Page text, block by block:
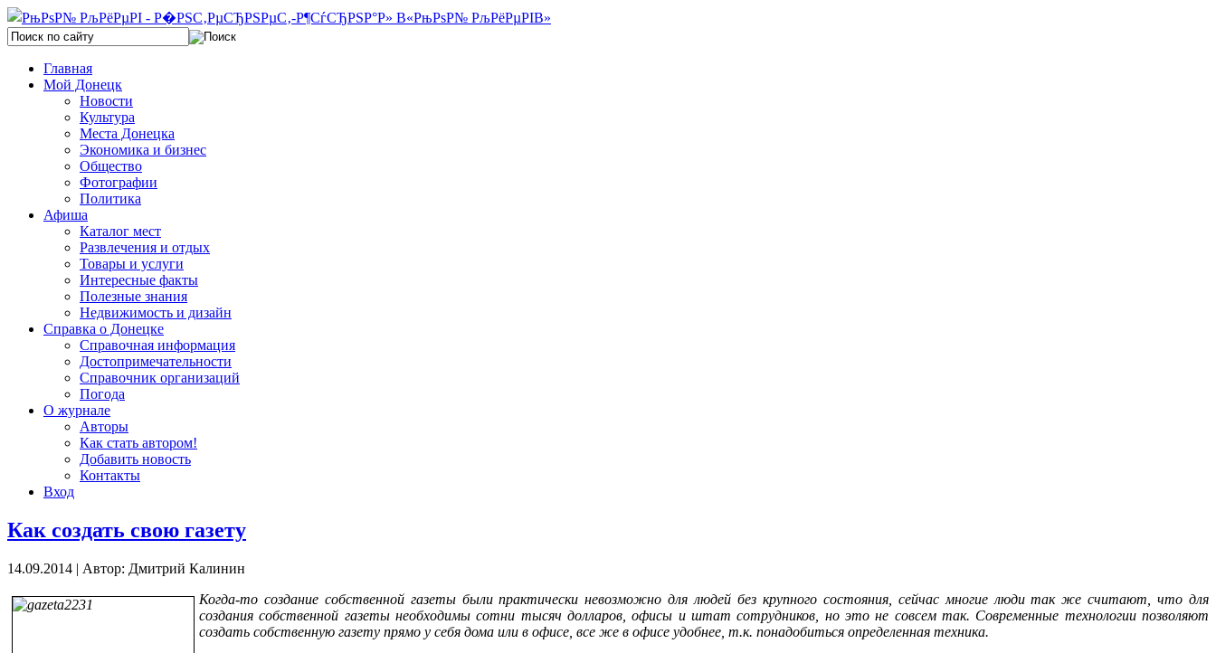
Главная
Мой Донецк
Новости
Культура
Места Донецка
Экономика и бизнес
Общество
Фотографии
Политика
Афиша
Каталог мест
Развлечения и отдых
Товары и услуги
Интересные факты
Полезные знания
Недвижимость и дизайн
Справка о Донецке
Справочная информация
Достопримечательности
Справочник организаций
Погода
О журнале
Авторы
Как стать автором!
Добавить новость
Контакты
Вход
Как создать свою газету
14.09.2014 | Автор: Дмитрий Калинин
Когда-то создание собственной газеты были практически невозможно для людей без крупного состояния, сейчас многие люди так же считают, что для
создания собственной газеты необходимы сотни тысяч долларов, офисы и штат сотрудников, но это не совсем так. Современные технологии позволяют
создать собственную газету прямо у себя дома или в офисе, все же в офисе удобнее, т.к. понадобиться определенная техника.